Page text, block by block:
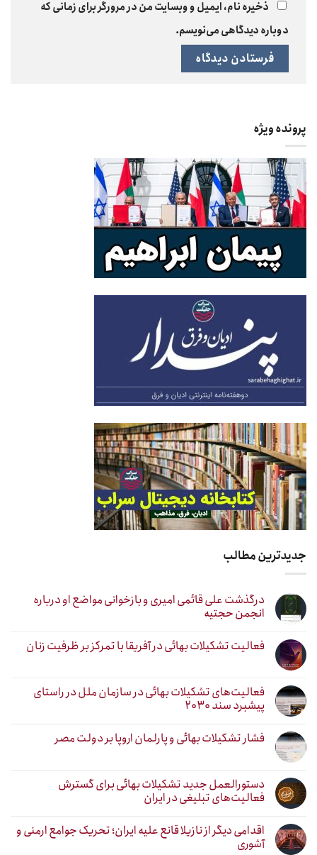
ذخیره نام، ایمیل و وبسایت من در مرورگر برای زمانی که
دوباره دیدگاهی می‌نویسم.
پرونده ویژه
جدیدترین مطالب
درگذشت علی قائمی امیری و بازخوانی مواضع او درباره
انجمن حجتیه
فعالیت تشکیلات بهائی در آفریقا با تمرکز بر ظرفیت زنان
فعالیت‌های تشکیلات بهائی در سازمان ملل در راستای
پیشبرد سند ۲۰۳۰
فشار تشکیلات بهائی و پارلمان اروپا بر دولت مصر
دستورالعمل جدید تشکیلات بهائی برای گسترش
فعالیت‌های تبلیغی در ایران
اقدامی دیگر از نازیلا قانع علیه ایران؛ تحریک جوامع ارمنی و
آشوری